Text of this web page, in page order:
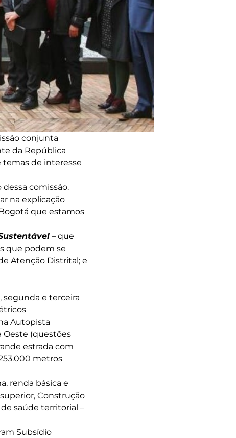
conjunta
da República
temas de interesse
comissão.
na explicação
que estamos
– que
que podem se
Atenção Distrital; e
segunda e terceira
Autopista
Oeste (questões
estrada com
metros
renda básica e
Construção
saúde territorial –
Subsídio